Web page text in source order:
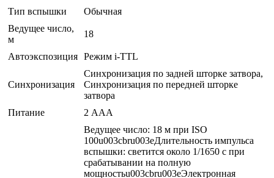
Тип вспышки
Обычная
Ведущее число,
м
18
Автоэкспозиция Режим i-TTL
Синхронизация
Синхронизация по задней шторке затвора,
Синхронизация по передней шторке
затвора
Питание
2 ААА
Ведущее число: 18 м при ISO
100u003cbru003eДлительность импульса
вспышки: светится около 1/1650 с при
срабатывании на полную
мощностьu003cbru003eЭлектронная